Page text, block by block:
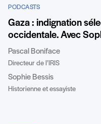
PODCASTS
Gaza : indignation
occidentale. Avec
Pascal Boniface
Directeur de l’IRIS
Sophie Bessis
Historienne et essayiste